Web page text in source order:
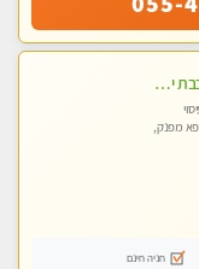
יסמין ערביה חדשה בבת ים חדש חדש .כל סוגי העיסויים במקום הכי מושלם בעיר בת ים . highly recommended..new in the city
מפנק,
חניה חינם